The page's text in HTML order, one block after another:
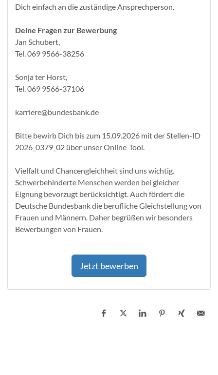
Dich einfach an die zuständige Ansprechperson.
Deine Fragen zur Bewerbung
Jan Schubert,
Tel. 069 9566-38256
Sonja ter Horst,
Tel. 069 9566-37106
karriere@bundesbank.de
Bitte bewirb Dich bis zum 15.09.2026 mit der Stellen-ID
2026_0379_02 über unser Online-Tool.
Vielfalt und Chancengleichheit sind uns wichtig.
Schwerbehinderte Menschen werden bei gleicher
Eignung bevorzugt berücksichtigt. Auch fördert die
Deutsche Bundesbank die berufliche Gleichstellung von
Frauen und Männern. Daher begrüßen wir besonders
Bewerbungen von Frauen.
Jetzt bewerben